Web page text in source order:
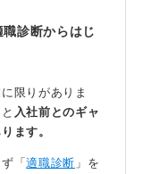
」の求人や、若
などを探すこと
棚卸し（自己分
とを整理し自己
」という前向き
診断からはじ
限りがありま
入社前とのギャ
ます。
「適職診断 」を